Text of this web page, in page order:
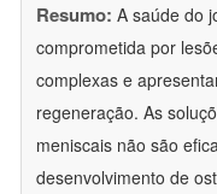
Resumo: A saúde do
comprometida por
complexas e
regeneração. As
meniscais não são
desenvolvimento de